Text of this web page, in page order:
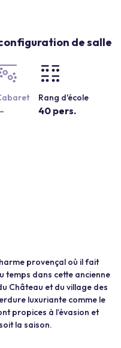
de salle
Rang d'école
40 pers.
provençal où il fait
temps dans cette ancienne
Château et du village des
luxuriante comme le
propices à l’évasion et
la saison.